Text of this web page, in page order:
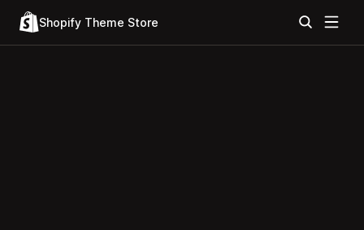
Shopify Theme Store